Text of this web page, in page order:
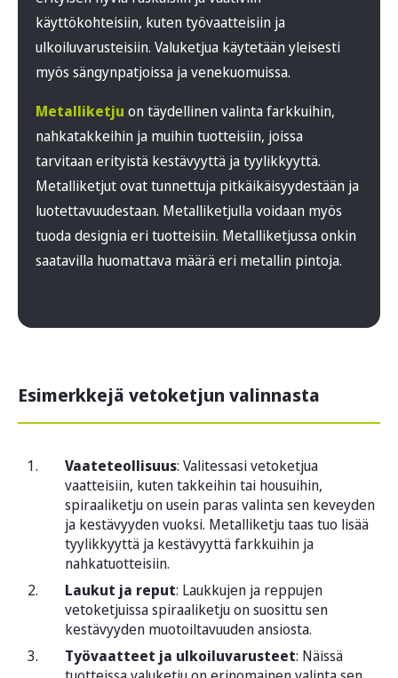
käyttökohteisiin, kuten työvaatteisiin ja
ulkoiluvarusteisiin. Valuketjua käytetään yleisesti
myös sängynpatjoissa ja venekuomuissa.
Metalliketju on täydellinen valinta farkkuihin,
nahkatakkeihin ja muihin tuotteisiin, joissa
tarvitaan erityistä kestävyyttä ja tyylikkyyttä.
Metalliketjut ovat tunnettuja pitkäikäisyydestään ja
luotettavuudestaan. Metalliketjulla voidaan myös
tuoda designia eri tuotteisiin. Metalliketjussa onkin
saatavilla huomattava määrä eri metallin pintoja.
Esimerkkejä vetoketjun valinnasta
Vaateteollisuus: Valitessasi vetoketjua
vaatteisiin, kuten takkeihin tai housuihin,
spiraaliketju on usein paras valinta sen keveyden
ja kestävyyden vuoksi. Metalliketju taas tuo lisää
tyylikkyyttä ja kestävyyttä farkkuihin ja
nahkatuotteisiin.
Laukut ja reput: Laukkujen ja reppujen
vetoketjuissa spiraaliketju on suosittu sen
kestävyyden muotoiltavuuden ansiosta.
Työvaatteet ja ulkoiluvarusteet: Näissä